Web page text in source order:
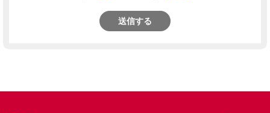
送信する